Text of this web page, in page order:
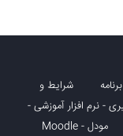
شرایط و
- نرم افزار آموزشی -
مودل - Moodle